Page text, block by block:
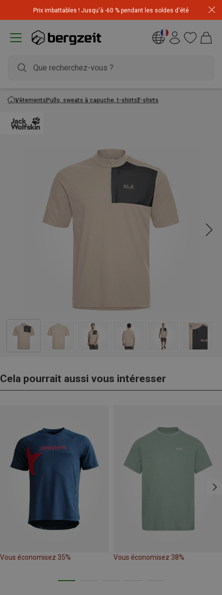
Prix imbattables ! Jusqu'à -60 % pendant les soldes d'été
l'article le moins cher! Code
VêtementsPulls, sweats à capuche, t-shirtsT-shirts
Cela pourrait aussi vous intéresser
Vous économisez 35% Vous économisez 38%